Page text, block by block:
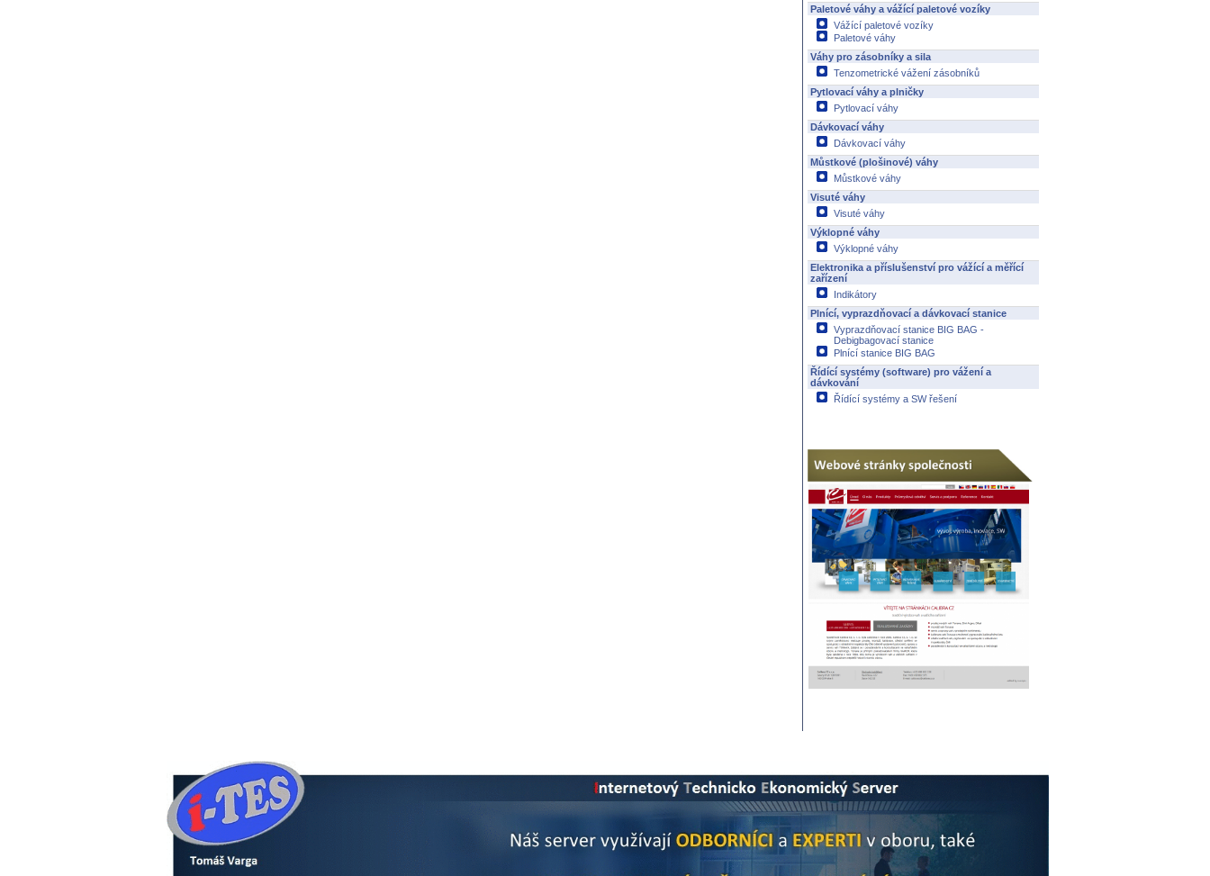
Paletové váhy a vážící paletové vozíky
Vážící paletové vozíky
Paletové váhy
Váhy pro zásobníky a sila
Tenzometrické vážení zásobníků
Pytlovací váhy a plničky
Pytlovací váhy
Dávkovací váhy
Dávkovací váhy
Můstkové (plošinové) váhy
Můstkové váhy
Visuté váhy
Visuté váhy
Výklopné váhy
Výklopné váhy
Elektronika a příslušenství pro vážící a měřící
zařízení
Indikátory
Plnící, vyprazdňovací a dávkovací stanice
Vyprazdňovací stanice BIG BAG -
Debigbagovací stanice
Plnící stanice BIG BAG
Řídící systémy (software) pro vážení a
dávkování
Řídící systémy a SW řešení